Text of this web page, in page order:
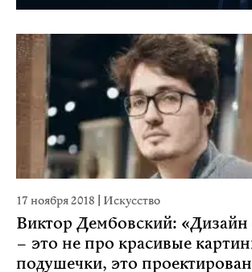
17 ноября 2018 Искусство
Виктор Дембовский: «Дизайн
– это не про красивые
подушечки, это